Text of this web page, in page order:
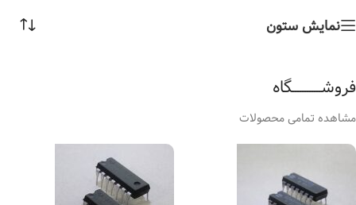
نمایش ستون
فروشــــــــــــگاه
مشاهده تمامی محصولات